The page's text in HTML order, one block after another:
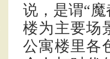
说，是谓“
楼为主要场
公寓楼里各